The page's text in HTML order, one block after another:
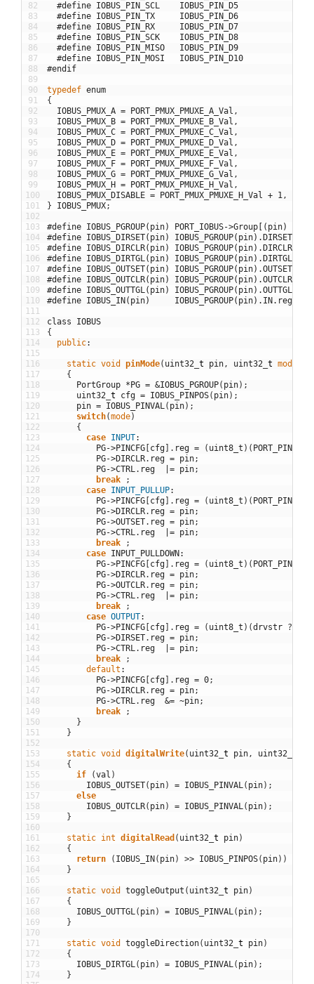
82
83
84
85
86
87
88
89
90
91
92
93
94
95
96
97
98
99
100
101
102
103
104
105
106
107
108
109
110
111
112
113
114
115
116
117
118
119
120
121
122
123
124
125
126
127
128
129
130
131
132
133
134
135
136
137
138
139
140
141
142
143
144
145
146
147
148
149
150
151
152
153
154
155
156
157
158
159
160
161
162
163
164
165
166
167
168
169
170
171
172
173
174
#define IOBUS_PIN_SCL    IOBUS_PIN_D5
#define IOBUS_PIN_TX     IOBUS_PIN_D6
#define IOBUS_PIN_RX     IOBUS_PIN_D7
#define IOBUS_PIN_SCK    IOBUS_PIN_D8
#define IOBUS_PIN_MISO   IOBUS_PIN_D9
#define IOBUS_PIN_MOSI   IOBUS_PIN_D10
#endif
typedef enum
{
IOBUS_PMUX_A = PORT_PMUX_PMUXE_A_Val ,
IOBUS_PMUX_B = PORT_PMUX_PMUXE_B_Val ,
IOBUS_PMUX_C = PORT_PMUX_PMUXE_C_Val ,
IOBUS_PMUX_D = PORT_PMUX_PMUXE_D_Val ,
IOBUS_PMUX_E = PORT_PMUX_PMUXE_E_Val ,
IOBUS_PMUX_F = PORT_PMUX_PMUXE_F_Val ,
IOBUS_PMUX_G = PORT_PMUX_PMUXE_G_Val ,
IOBUS_PMUX_H = PORT_PMUX_PMUXE_H_Val ,
IOBUS_PMUX_DISABLE = PORT_PMUX_PMUXE_H_Val + 1 ,
}
IOBUS_PMUX;
#define IOBUS_PGROUP(pin) PORT_IOBUS->Group[(pin) >>
#define IOBUS_DIRSET(pin) IOBUS_PGROUP(pin).DIRSET.reg
#define IOBUS_DIRCLR(pin) IOBUS_PGROUP(pin).DIRCLR.reg
#define IOBUS_DIRTGL(pin) IOBUS_PGROUP(pin).DIRTGL.reg
#define IOBUS_OUTSET(pin) IOBUS_PGROUP(pin).OUTSET.reg
#define IOBUS_OUTCLR(pin) IOBUS_PGROUP(pin).OUTCLR.reg
#define IOBUS_OUTTGL(pin) IOBUS_PGROUP(pin).OUTTGL.reg
#define IOBUS_IN(pin)     IOBUS_PGROUP(pin).IN.reg
class
IOBUS
{
public:
static void pinMode( uint32 t pin , uint32 t mode
{
PortGroup *PG = &IOBUS_PGROUP( pin) ;
uint32 t cfg = IOBUS_PINPOS( pin) ;
pin = IOBUS_PINVAL ( pin) ;
switch(mode)
{
case INPUT:
PG->PINCFG [cfg] . reg = ( uint8_t ) (
PG->DIRCLR. reg = pin;
PG->CTRL . reg |= pin;
break
;
case INPUT_PULLUP:
PG->PINCFG [cfg] . reg = ( uint8_t ) (
PG->DIRCLR. reg = pin;
PG->OUTSET. reg = pin;
PG->CTRL . reg |= pin;
break
;
case INPUT_PULLDOWN:
PG->PINCFG [cfg] . reg = ( uint8_t ) (
PG->DIRCLR. reg = pin;
PG->OUTCLR. reg = pin;
PG->CTRL . reg |= pin;
break
;
case OUTPUT:
PG->PINCFG [cfg] . reg = ( uint8_t ) (drvstr ?
PG->DIRSET. reg = pin;
PG->CTRL . reg |= pin;
break
;
default :
PG->PINCFG [cfg] . reg = 0;
PG->DIRCLR. reg = pin;
PG->CTRL . reg &= ~pin;
break
;
}
}
static void digitalWrite( uint32 t pin , uint32
{
if
(val )
IOBUS_OUTSET( pin) = IOBUS_PINVAL ( pin) ;
else
IOBUS_OUTCLR( pin) = IOBUS_PINVAL ( pin) ;
}
static int digitalRead ( uint32 t pin)
{
return
( IOBUS_IN( pin) >> IOBUS_PINPOS( pin) )
}
static void toggleOutput ( uint32 t pin)
{
IOBUS_OUTTGL ( pin) = IOBUS_PINVAL ( pin) ;
}
static void toggleDirection( uint32 t pin)
{
IOBUS_DIRTGL ( pin) = IOBUS_PINVAL ( pin) ;
}